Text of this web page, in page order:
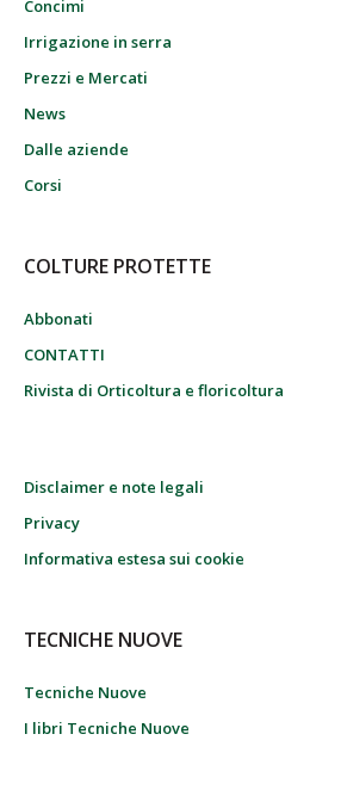
Concimi
Irrigazione in serra
Prezzi e Mercati
News
Dalle aziende
Corsi
COLTURE PROTETTE
Abbonati
CONTATTI
Rivista di Orticoltura e floricoltura
Disclaimer e note legali
Privacy
Informativa estesa sui cookie
TECNICHE NUOVE
Tecniche Nuove
I libri Tecniche Nuove